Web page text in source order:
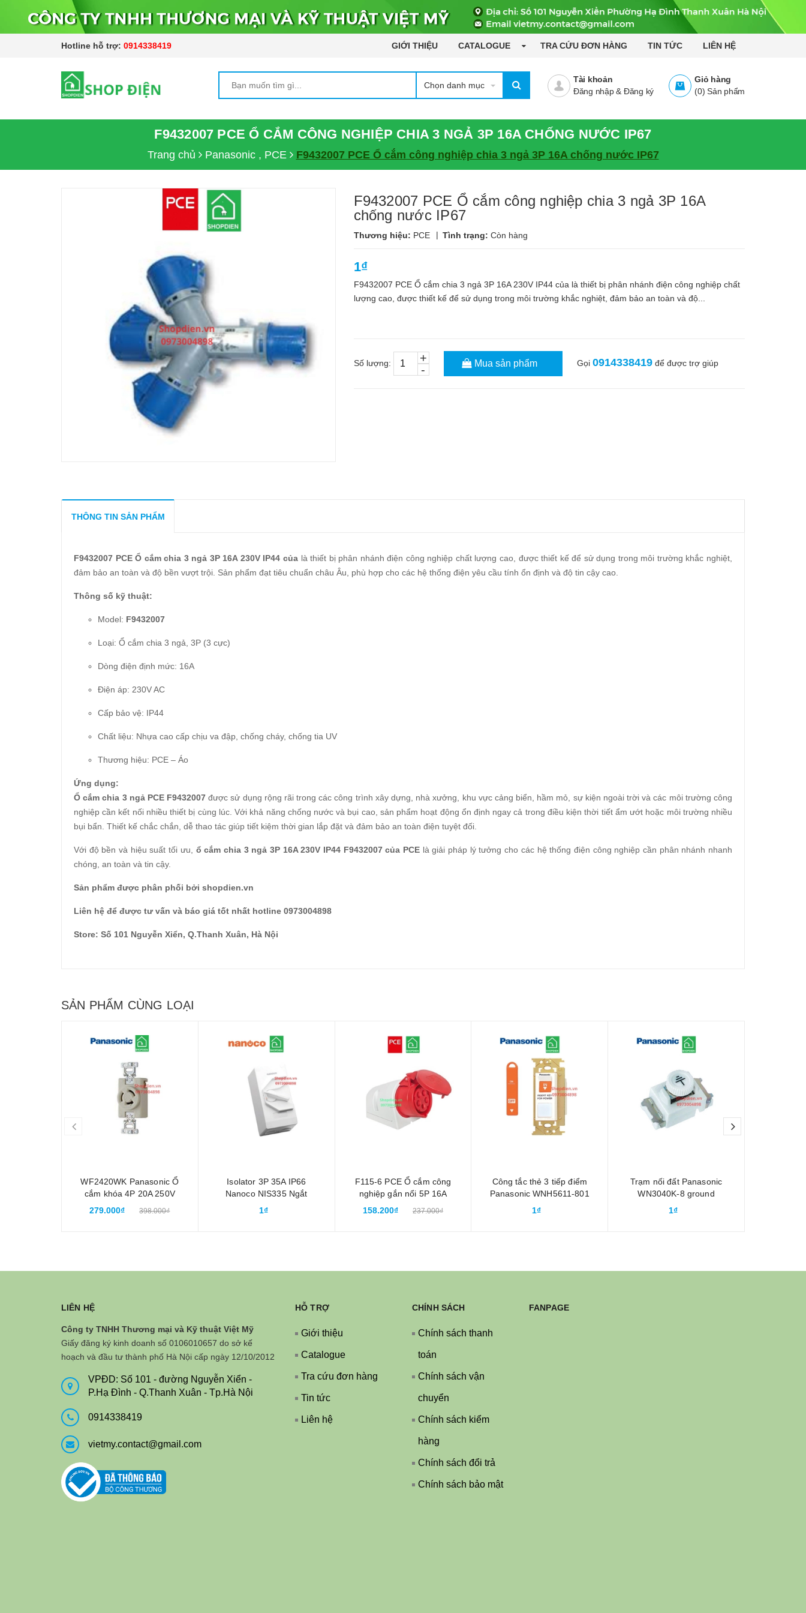
Hotline hỗ trợ: 0914338419 GIỚI THIỆU CATALOGUE TRA CỨU ĐƠN HÀNG TIN TỨC LIÊN HỆ
Chọn danh mục
Giỏ hàng
(0) Sản phẩm
Tài khoản
Đăng nhập& Đăng ký
F9432007 PCE Ổ CẮM CÔNG NGHIỆP CHIA 3 NGẢ 3P 16A CHỐNG NƯỚC IP67
Trang chủ Panasonic , PCE F9432007 PCE Ổ cắm công nghiệp chia 3 ngả 3P 16A chống nước IP67
F9432007 PCE Ổ cắm công nghiệp chia 3 ngả 3P 16A
chống nước IP67
Thương hiệu: PCE | Tình trạng: Còn hàng
1₫
F9432007 PCE Ổ cắm chia 3 ngả 3P 16A 230V IP44 của là thiết bị phân nhánh điện công nghiệp chất
lượng cao, được thiết kế để sử dụng trong môi trường khắc nghiệt, đảm bảo an toàn và độ...
Số lượng: -
+ Mua sản phẩm Gọi 0914338419để được trợ giúp
THÔNG TIN SẢN PHẨM
F9432007 PCE Ổ cắm chia 3 ngả 3P 16A 230V IP44 của là thiết bị phân nhánh điện công nghiệp chất lượng cao, được thiết kế để sử dụng trong môi trường khắc nghiệt,
đảm bảo an toàn và độ bền vượt trội. Sản phẩm đạt tiêu chuẩn châu Âu, phù hợp cho các hệ thống điện yêu cầu tính ổn định và độ tin cậy cao.
Thông số kỹ thuật:
Model: F9432007
Loại: Ổ cắm chia 3 ngả, 3P (3 cực)
Dòng điện định mức: 16A
Điện áp: 230V AC
Cấp bảo vệ: IP44
Chất liệu: Nhựa cao cấp chịu va đập, chống cháy, chống tia UV
Thương hiệu: PCE – Áo
Ứng dụng:
Ổ cắm chia 3 ngả PCE F9432007 được sử dụng rộng rãi trong các công trình xây dựng, nhà xưởng, khu vực cảng biển, hầm mỏ, sự kiện ngoài trời và các môi trường công
nghiệp cần kết nối nhiều thiết bị cùng lúc. Với khả năng chống nước và bụi cao, sản phẩm hoạt động ổn định ngay cả trong điều kiện thời tiết ẩm ướt hoặc môi trường nhiều
bụi bẩn. Thiết kế chắc chắn, dễ thao tác giúp tiết kiệm thời gian lắp đặt và đảm bảo an toàn điện tuyệt đối.
Với độ bền và hiệu suất tối ưu, ổ cắm chia 3 ngả 3P 16A 230V IP44 F9432007 của PCE là giải pháp lý tưởng cho các hệ thống điện công nghiệp cần phân nhánh nhanh
chóng, an toàn và tin cậy.
Sản phẩm được phân phối bởi shopdien.vn
Liên hệ để được tư vấn và báo giá tốt nhất hotline 0973004898
Store: Số 101 Nguyễn Xiển, Q.Thanh Xuân, Hà Nội
SẢN PHẨM CÙNG LOẠI
WF2420WK Panasonic Ổ
cắm khóa 4P 20A 250V
locking socket 3P+E
279.000₫ 398.000₫
Isolator 3P 35A IP66
Nanoco NIS335 Ngắt
điện chống nước
1₫
F115-6 PCE Ổ cắm công
nghiệp gắn nổi 5P 16A
IP44 (4P+E)
158.200₫ 237.000₫
Công tắc thẻ 3 tiếp điểm
Panasonic WNH5611-801
Tablet switch 10A-250V
1₫
Trạm nối đất Panasonic
WN3040K-8 ground
terminal
1₫
LIÊN HỆ
Công ty TNHH Thương mại và Kỹ thuật Việt Mỹ
Giấy đăng ký kinh doanh số 0106010657 do sở kế
hoạch và đầu tư thành phố Hà Nội cấp ngày 12/10/2012
VPĐD: Số 101 - đường Nguyễn Xiển -
P.Hạ Đình - Q.Thanh Xuân - Tp.Hà Nội
0914338419
vietmy.contact@gmail.com
HỖ TRỢ
Giới thiệu
Catalogue
Tra cứu đơn hàng
Tin tức
Liên hệ
CHÍNH SÁCH
Chính sách thanh
toán
Chính sách vận
chuyển
Chính sách kiểm
hàng
Chính sách đổi trả
Chính sách bảo mật
FANPAGE